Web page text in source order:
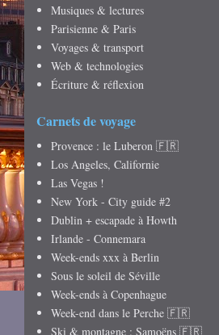
Musiques & lectures
Parisienne & Paris
Voyages & transport
Web & technologies
Écriture & réflexion
Carnets de voyage
Provence : le Luberon 🇫🇷
Los Angeles, Californie
Las Vegas !
New York - City guide #2
Dublin + escapade à Howth
Irlande - Connemara
Week-ends xxx à Berlin
Sous le soleil de Séville
Week-ends à Copenhague
Week-end dans le Perche 🇫🇷
Ski & montagne : Samoëns 🇫🇷